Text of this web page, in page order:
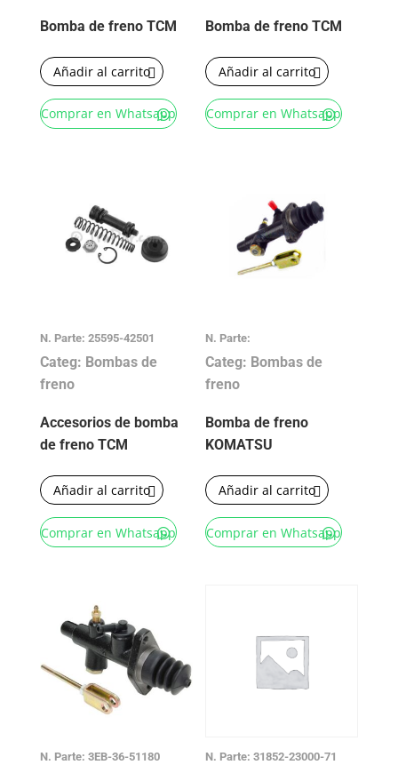
Bomba de freno TCM
Añadir al carrito
Comprar en Whatsapp
Bomba de freno TCM
Añadir al carrito
Comprar en Whatsapp
N. Parte: 25595-42501
Categ: Bombas de
freno
Accesorios de bomba
de freno TCM
Añadir al carrito
Comprar en Whatsapp
N. Parte:
Categ: Bombas de
freno
Bomba de freno
KOMATSU
Añadir al carrito
Comprar en Whatsapp
N. Parte: 3EB-36-51180 N. Parte: 31852-23000-71